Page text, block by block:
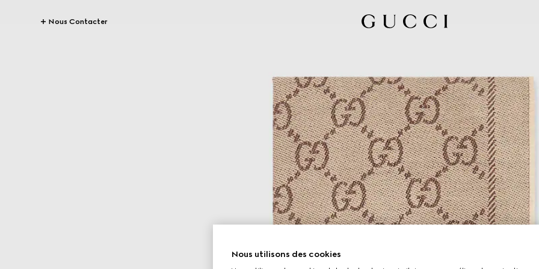
Nous Contacter
Nous utilisons des cookies